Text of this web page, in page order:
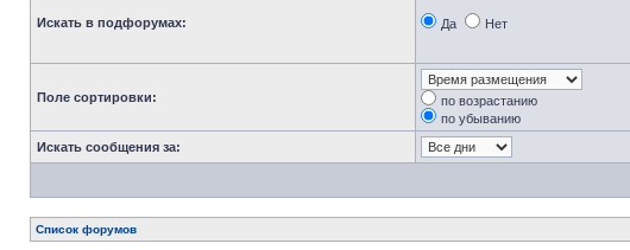
Искать в подфорумах: Да Нет
Поле сортировки:
по возрастанию
по убыванию
Искать сообщения за:
Список форумов